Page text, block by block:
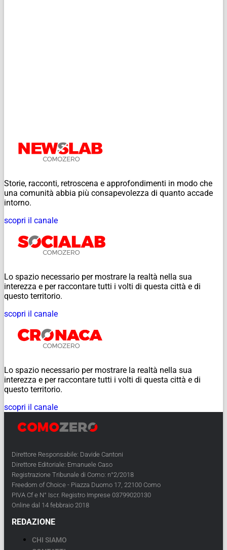
Storie, racconti, retroscena e approfondimenti in modo che
una comunità abbia più consapevolezza di quanto accade
intorno.
scopri il canale
Lo spazio necessario per mostrare la realtà nella sua
interezza e per raccontare tutti i volti di questa città e di
questo territorio.
scopri il canale
Lo spazio necessario per mostrare la realtà nella sua
interezza e per raccontare tutti i volti di questa città e di
questo territorio.
scopri il canale
Direttore Responsabile: Davide Cantoni
Direttore Editoriale: Emanuele Caso
Registrazione Tribunale di Como: n°2/2018
Freedom of Choice - Piazza Duomo 17, 22100 Como
PIVA Cf e N° Iscr. Registro Imprese 03799020130
Online dal 14 febbraio 2018
REDAZIONE
CHI SIAMO